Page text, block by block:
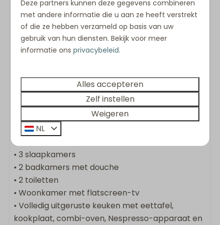
opgemaakte bedden bij aankomst, zachte
handdoeken en complete inrichting zorgen
ervoor dat uw vakantie direct kan beginnen.
Vanuit vrijwel iedere ruimte wordt u herinnerd aan
ligging direct aan het water.
De 6-persoons Villa Deluxe (130
m²) beschikt over:
• 3 slaapkamers
• 2 badkamers met douche
• 2 toiletten
• Woonkamer met flatscreen-tv
• Volledig uitgeruste keuken met eettafel,
kookplaat, combi-oven, Nespresso-apparaat en
Deze partners kunnen deze gegevens combineren
met andere informatie die u aan ze heeft verstrekt
of die ze hebben verzameld op basis van uw
gebruik van hun diensten. Bekijk voor meer
informatie onsprivacybeleid.
Alles accepteren
Zelf instellen
Weigeren
NL